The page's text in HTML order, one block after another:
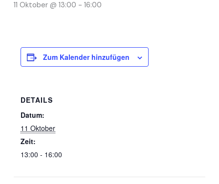
11 Oktober @ 13:00 - 16:00
Zum Kalender hinzufügen
DETAILS
Datum:
11 Oktober
Zeit:
13:00 - 16:00